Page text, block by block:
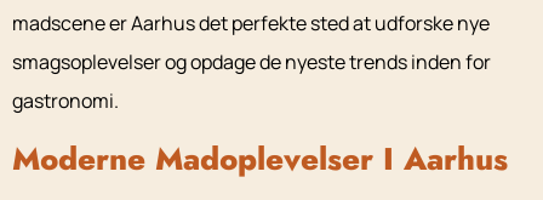
madscene er Aarhus det perfekte sted at udforske nye
smagsoplevelser og opdage de nyeste trends inden for
gastronomi.
Moderne Madoplevelser I Aarhus